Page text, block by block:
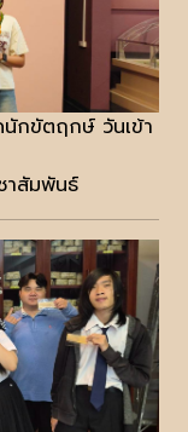
กขัตฤกษ์ วันเข้า
าสัมพันธ์